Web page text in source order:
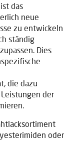
das
neue
zu entwickeln
ständig
Dies
die dazu
der
oder